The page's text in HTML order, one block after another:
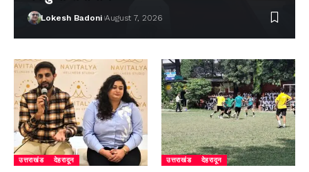
Lokesh Badoni August 7, 2026
उत्तराखंड देहरादून उत्तराखंड देहरादून